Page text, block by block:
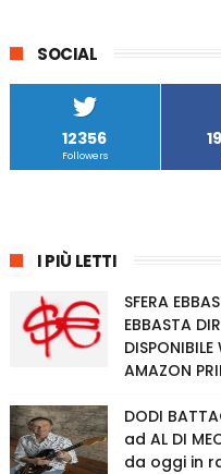
SOCIAL
12356
Followers
I PIÙ LETTI
SFERA
EBBASTA
AMAZON
DODI
ad AL DI
da oggi in